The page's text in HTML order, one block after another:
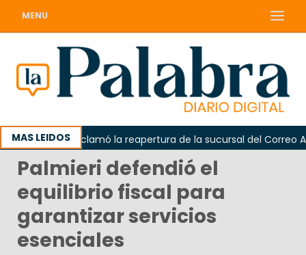
MENU
MAS LEIDOS
Odarda reclamó la reapertura de la sucursal del Correo
Palmieri defendió el
equilibrio fiscal para
garantizar servicios
esenciales